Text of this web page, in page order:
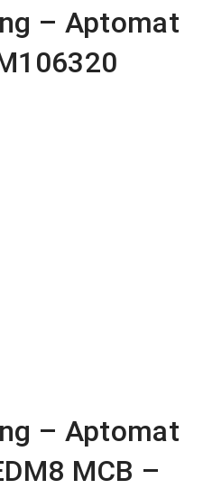
– Aptomat
– Aptomat
MCB –